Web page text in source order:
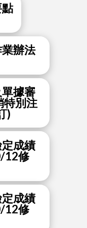
辦法
據審
特別注
)
成績
12修
成績
12修